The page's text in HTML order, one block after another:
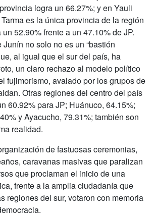
logra un 66.27%; y en Yauli
es la única provincia de la región
52.90% frente a un 47.10% de JP.
no solo no es un “bastión
al igual que el sur del país, ha
un claro rechazo al modelo político
fujimorismo, avalado por los grupos de
Otras regiones del centro del país
60.92% para JP; Huánuco, 64.15%;
y Ayacucho, 79.31%; también son
realidad.
de fastuosas ceremonias,
caravanas masivas que paralizan
que proclaman el inicio de una
frente a la amplia ciudadanía que
regiones del sur, votaron con memoria